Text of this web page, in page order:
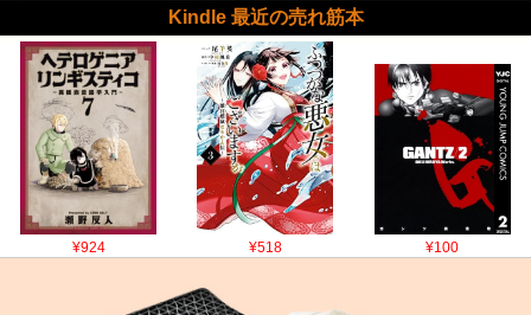
Kindle 最近の売れ筋本
¥924 ¥518 ¥100